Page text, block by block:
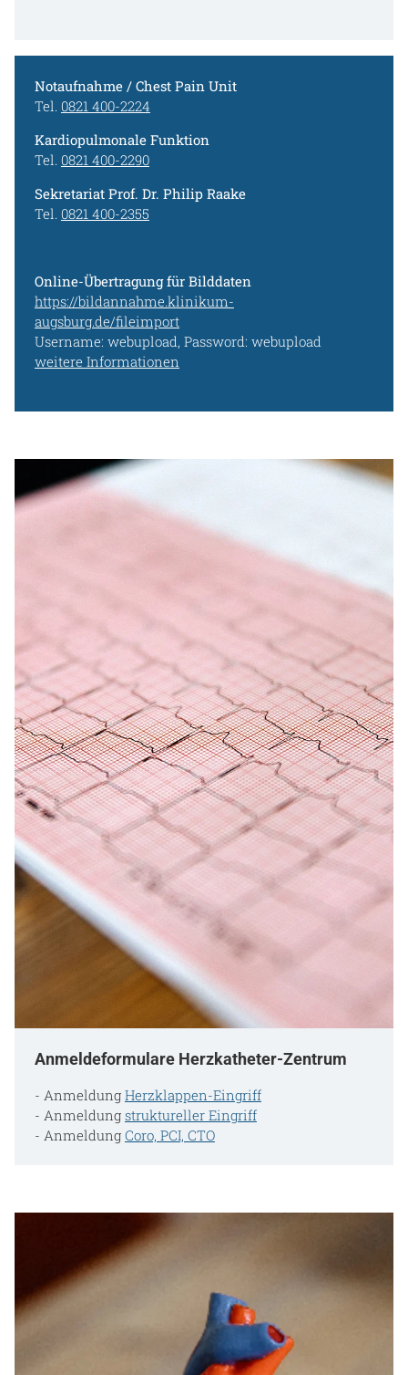
Notaufnahme / Chest Pain Unit
Tel. 0821 400-2224
Kardiopulmonale Funktion
Tel. 0821 400-2290
Sekretariat Prof. Dr. Philip Raake
Tel. 0821 400-2355
Online-Übertragung für Bilddaten
https://bildannahme.klinikum-
augsburg.de/fileimport
Username: webupload, Password: webupload
weitere Informationen
Anmeldeformulare Herzkatheter-Zentrum
- Anmeldung Herzklappen-Eingriff
- Anmeldung struktureller Eingriff
- Anmeldung Coro, PCI, CTO